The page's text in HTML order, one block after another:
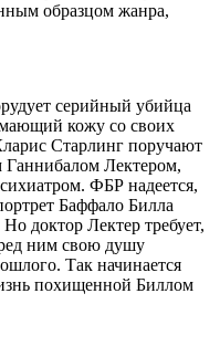
образцом жанра,
серийный убийца
кожу со своих
Старлинг поручают
Ганнибалом Лектером,
ФБР надеется,
Баффало Билла
доктор Лектер требует,
ним свою душу
Так начинается
похищенной Биллом